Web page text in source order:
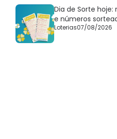
Dia de Sorte hoje:
e números
Loterias07/08/2026